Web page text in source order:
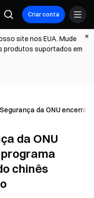
Criar conta
site nos EUA. Mude
produtos suportados em
da ONU encerra
da ONU
chinês